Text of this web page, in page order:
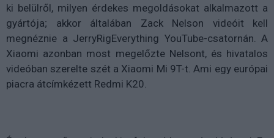
ki belülről, milyen érdekes megoldásokat alkalmazott a
gyártója; akkor általában Zack Nelson videóit kell
megnéznie a JerryRigEverything YouTube-csatornán. A
Xiaomi azonban most megelőzte Nelsont, és hivatalos
videóban szerelte szét a Xiaomi Mi 9T-t. Ami egy európai
piacra átcímkézett Redmi K20.